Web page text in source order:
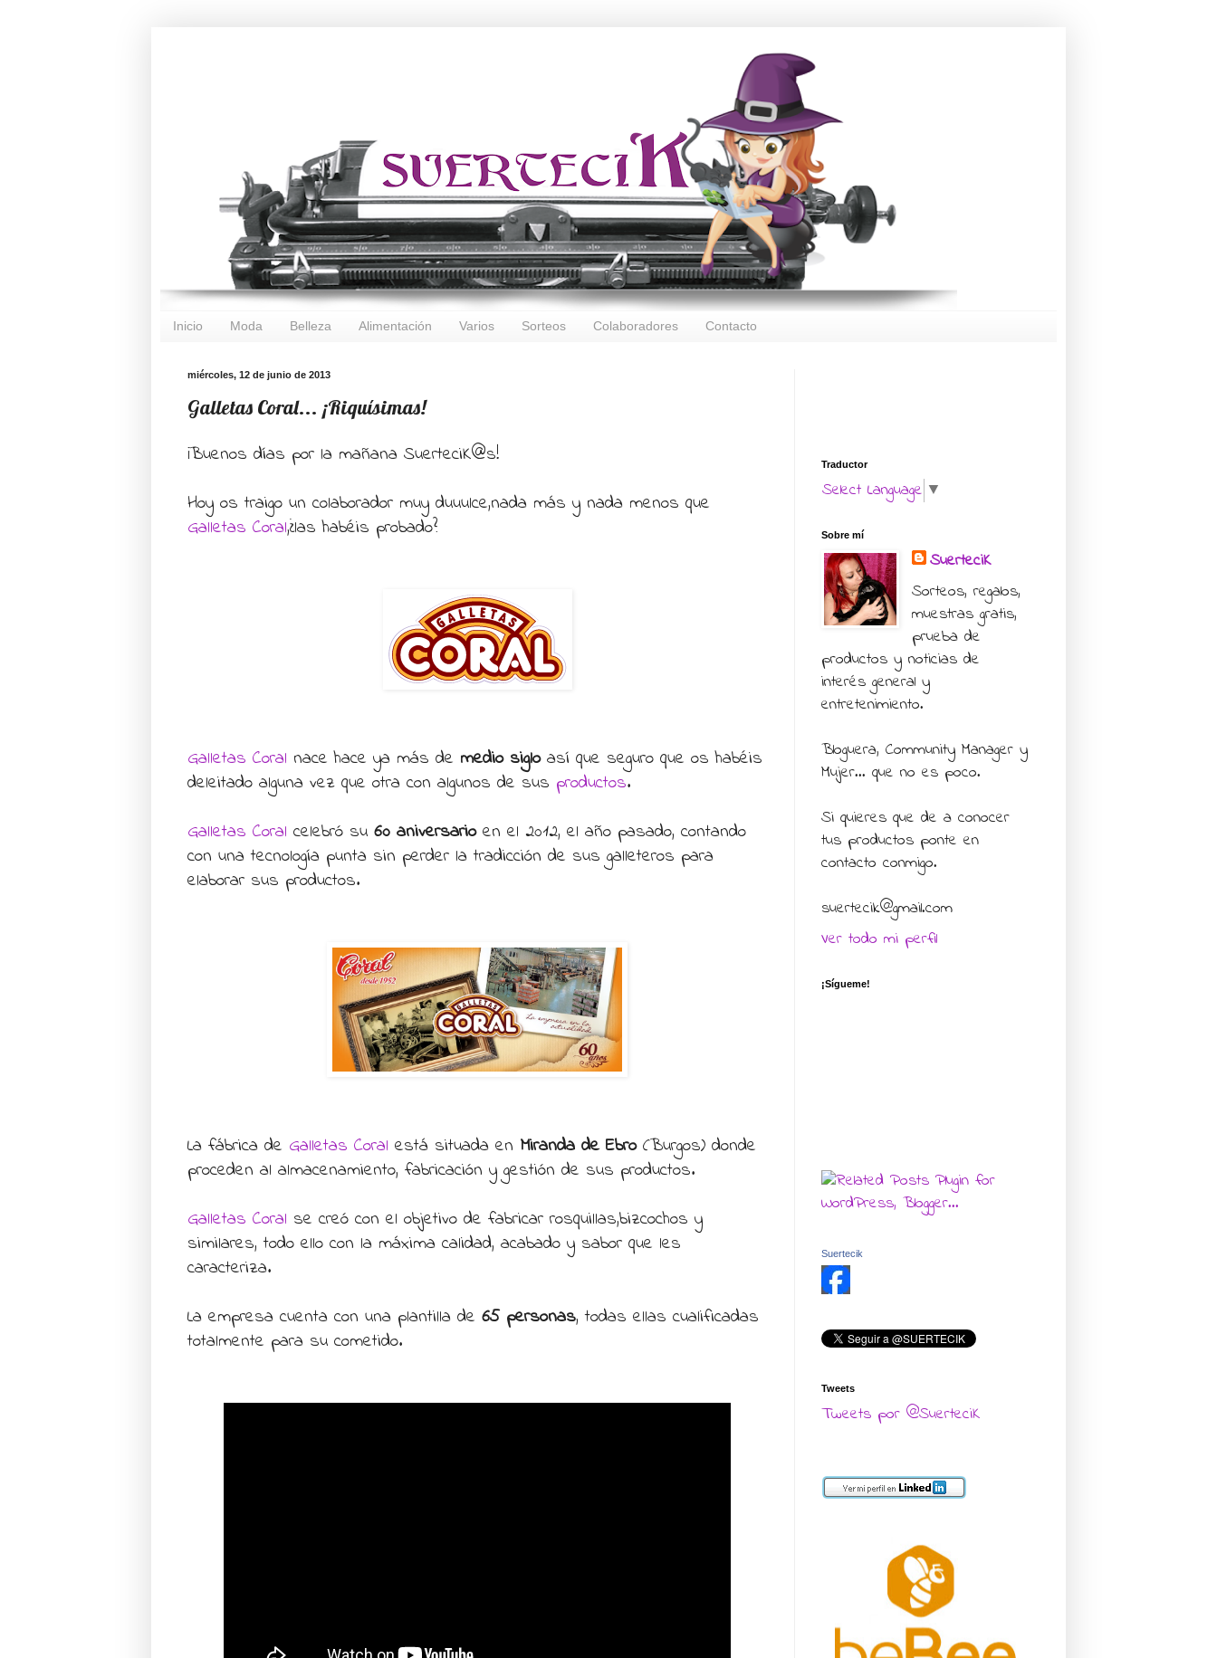
Inicio Moda Belleza Alimentación Varios Sorteos Colaboradores Contacto
miércoles, 12 de junio de 2013
Galletas Coral... ¡Riquísimas!
¡Buenos días por la mañana SuerteciK@s!
Hoy os traigo un colaborador muy duuulce,nada más y nada menos que
Galletas Coral,¿las habéis probado?
Galletas Coral nace hace ya más de medio sigloasí que seguro que os habéis
deleitado alguna vez que otra con algunos de sus productos.
Galletas Coral celebró su 60 aniversarioen el 2012, el año pasado, contando
con una tecnología punta sin perder la tradicción de sus galleteros para
elaborar sus productos.
La fábrica de Galletas Coral está situada en Miranda de Ebro(Burgos) donde
proceden al almacenamiento, fabricación y gestión de sus productos.
Galletas Coral se creó con el objetivo de fabricar rosquillas,bizcochos y
similares, todo ello con la máxima calidad, acabado y sabor que les
caracteriza.
La empresa cuenta con una plantilla de 65 personas, todas ellas cualificadas
totalmente para su cometido.
Traductor
Select Language ▼
Sobre mí
SuerteciK
Sorteos, regalos,
muestras gratis,
prueba de
productos y noticias de
interés general y
entretenimiento.
Bloguera, Community Manager y
Mujer... que no es poco.
Si quieres que de a conocer
tus productos ponte en
contacto conmigo.
suertecik@gmail.com
Ver todo mi perfil
¡Sígueme!
Suertecik
Tweets
Tweets por @SuerteciK